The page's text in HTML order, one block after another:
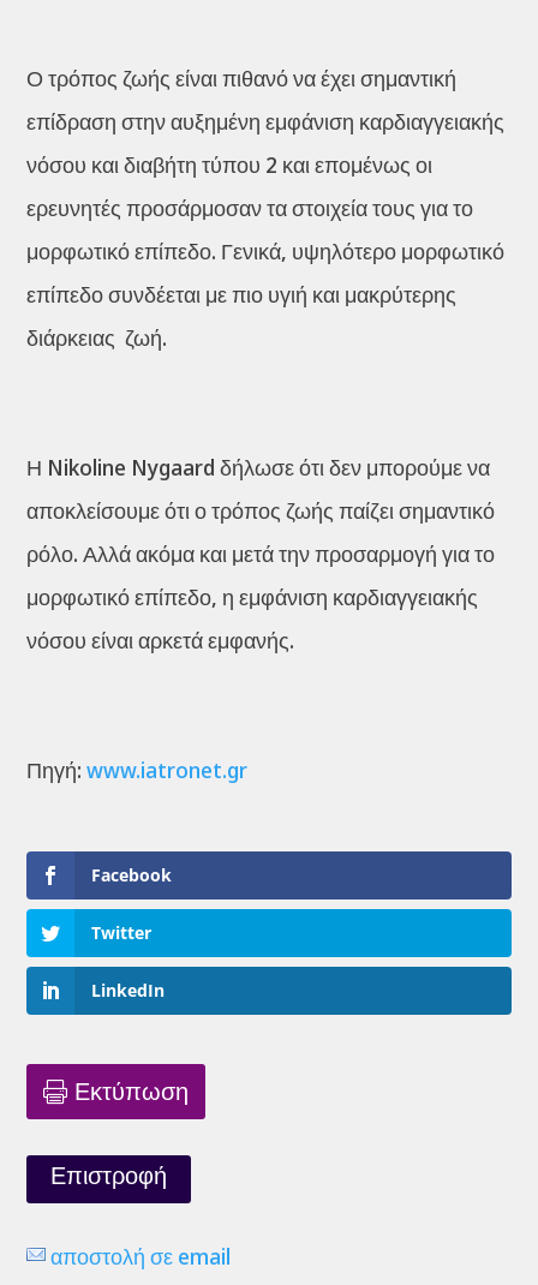
Ο τρόπος ζωής είναι πιθανό να έχει σημαντική
επίδραση στην αυξημένη εμφάνιση καρδιαγγειακής
νόσου και διαβήτη τύπου 2 και επομένως οι
ερευνητές προσάρμοσαν τα στοιχεία τους για το
μορφωτικό επίπεδο. Γενικά, υψηλότερο μορφωτικό
επίπεδο συνδέεται με πιο υγιή και μακρύτερης
διάρκειας ζωή.
Η Nikoline Nygaard δήλωσε ότι δεν μπορούμε να
αποκλείσουμε ότι ο τρόπος ζωής παίζει σημαντικό
ρόλο. Αλλά ακόμα και μετά την προσαρμογή για το
μορφωτικό επίπεδο, η εμφάνιση καρδιαγγειακής
νόσου είναι αρκετά εμφανής.
Πηγή:www.iatronet.gr
Facebook
Twitter
LinkedIn
Εκτύπωση
Επιστροφή
αποστολή σε email